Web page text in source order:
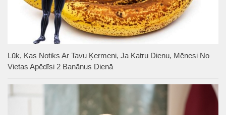
Lūk, Kas Notiks Ar Tavu Ķermeni, Ja Katru Dienu, Mēnesi No
Vietas Apēdīsi 2 Banānus Dienā